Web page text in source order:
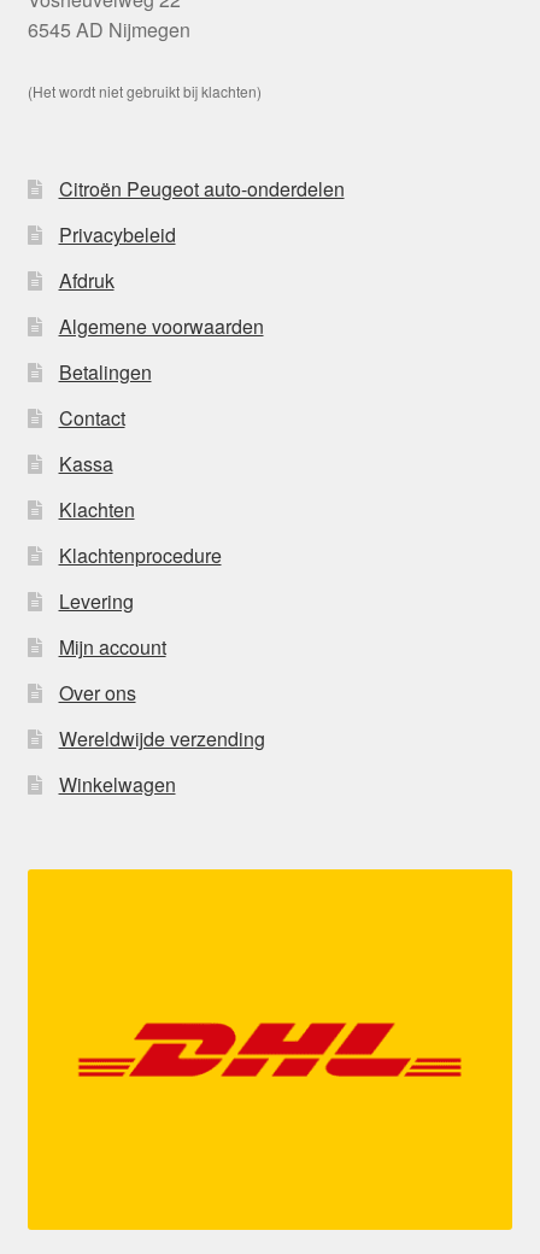
6545 AD Nijmegen
(Het wordt niet gebruikt bij klachten)
Citroën Peugeot auto-onderdelen
Privacybeleid
Afdruk
Algemene voorwaarden
Betalingen
Contact
Kassa
Klachten
Klachtenprocedure
Levering
Mijn account
Over ons
Wereldwijde verzending
Winkelwagen